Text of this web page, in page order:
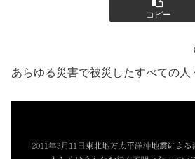
コピー
あらゆる災害で被災したすべての人